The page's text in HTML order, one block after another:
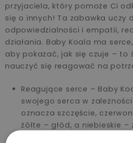
przyjaciela, który pomoże Ci
się o innych! Ta zabawka uczy
odpowiedzialności i empatii,
działania. Baby Koala ma
aby pokazać, jak się czuje – to
nauczyć się reagować na
Reagujące serce – Baby
swojego serca w
oznacza szczęście,
żółte – głód, a niebieskie –
doskonały sposób, by